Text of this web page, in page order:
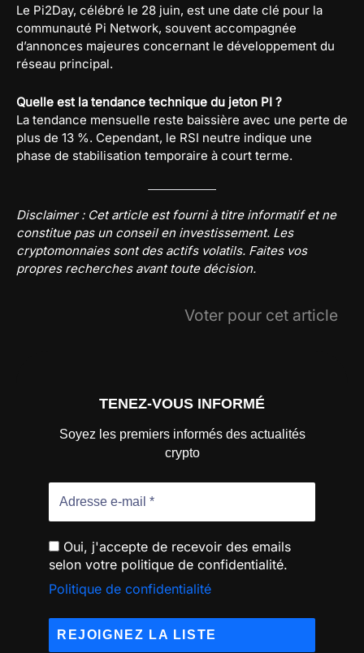
Le Pi2Day, célébré le 28 juin, est une date clé pour la
communauté Pi Network, souvent accompagnée
d’annonces majeures concernant le développement du
réseau principal.
Quelle est la tendance technique du jeton PI ?
La tendance mensuelle reste baissière avec une perte de
plus de 13 %. Cependant, le RSI neutre indique une
phase de stabilisation temporaire à court terme.
Disclaimer : Cet article est fourni à titre informatif et ne
constitue pas un conseil en investissement. Les
cryptomonnaies sont des actifs volatils. Faites vos
propres recherches avant toute décision.
Voter pour cet article
TENEZ-VOUS INFORMÉ
Soyez les premiers informés des actualités
crypto
Oui, j'accepte de recevoir des emails
selon votre politique de confidentialité.
Politique de confidentialité